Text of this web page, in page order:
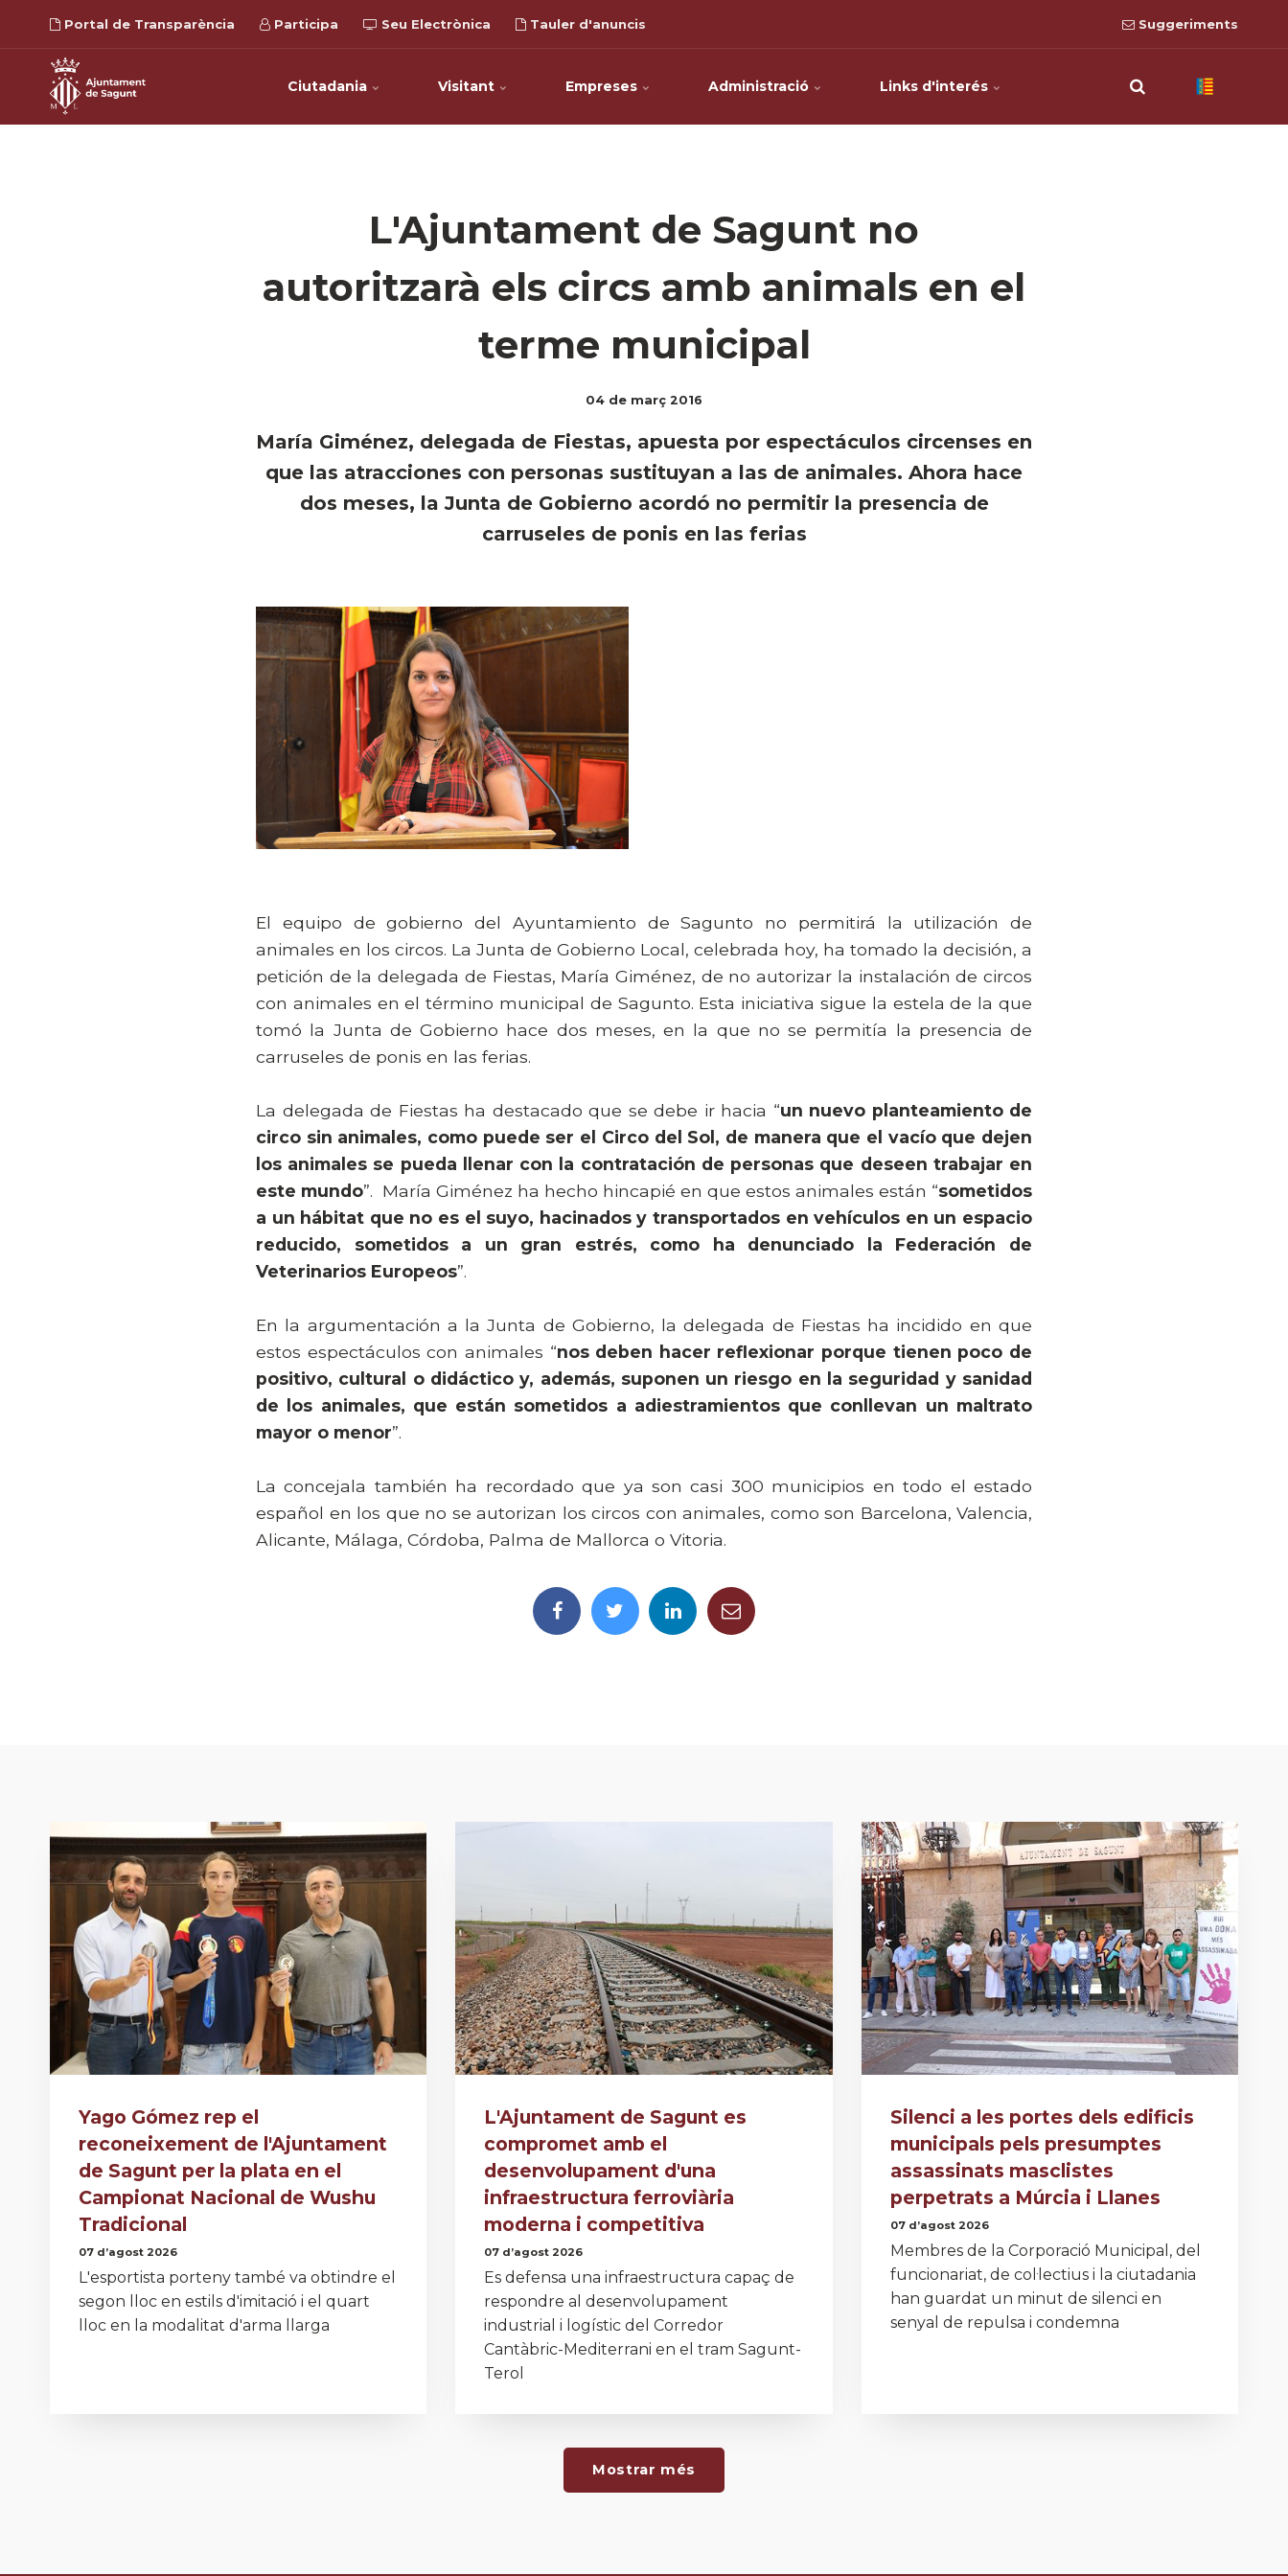
Portal de Transparència Participa Seu Electrònica Tauler d'anuncis Suggeriments
Ciutadania Visitant Empreses Administració Links d'interés
L'Ajuntament de Sagunt no
autoritzarà els circs amb animals en el
terme municipal
04 de març 2016
María Giménez, delegada de Fiestas, apuesta por espectáculos circenses en
que las atracciones con personas sustituyan a las de animales. Ahora hace
dos meses, la Junta de Gobierno acordó no permitir la presencia de
carruseles de ponis en las ferias
El equipo de gobierno del Ayuntamiento de Sagunto no permitirá la utilización de
animales en los circos. La Junta de Gobierno Local, celebrada hoy, ha tomado la decisión, a
petición de la delegada de Fiestas, María Giménez, de no autorizar la instalación de circos
con animales en el término municipal de Sagunto. Esta iniciativa sigue la estela de la que
tomó la Junta de Gobierno hace dos meses, en la que no se permitía la presencia de
carruseles de ponis en las ferias.
La delegada de Fiestas ha destacado que se debe ir hacia “un nuevo planteamiento de
circo sin animales, como puede ser el Circo del Sol, de manera que el vacío que dejen
los animales se pueda llenar con la contratación de personas que deseen trabajar en
este mundo”. María Giménez ha hecho hincapié en que estos animales están “sometidos
a un hábitat que no es el suyo, hacinados y transportados en vehículos en un espacio
reducido, sometidos a un gran estrés, como ha denunciado la Federación de
Veterinarios Europeos”.
En la argumentación a la Junta de Gobierno, la delegada de Fiestas ha incidido en que
estos espectáculos con animales “nos deben hacer reflexionar porque tienen poco de
positivo, cultural o didáctico y, además, suponen un riesgo en la seguridad y sanidad
de los animales, que están sometidos a adiestramientos que conllevan un maltrato
mayor o menor”.
La concejala también ha recordado que ya son casi 300 municipios en todo el estado
español en los que no se autorizan los circos con animales, como son Barcelona, Valencia,
Alicante, Málaga, Córdoba, Palma de Mallorca o Vitoria.
Yago Gómez rep el
reconeixement de l'Ajuntament
de Sagunt per la plata en el
Campionat Nacional de Wushu
Tradicional
07 d’agost 2026
L'esportista porteny també va obtindre el
segon lloc en estils d'imitació i el quart
lloc en la modalitat d'arma llarga
L'Ajuntament de Sagunt es
compromet amb el
desenvolupament d'una
infraestructura ferroviària
moderna i competitiva
07 d’agost 2026
Es defensa una infraestructura capaç de
respondre al desenvolupament
industrial i logístic del Corredor
Cantàbric-Mediterrani en el tram Sagunt-
Terol
Silenci a les portes dels edificis
municipals pels presumptes
assassinats masclistes
perpetrats a Múrcia i Llanes
07 d’agost 2026
Membres de la Corporació Municipal, del
funcionariat, de col·lectius i la ciutadania
han guardat un minut de silenci en
senyal de repulsa i condemna
Mostrar més